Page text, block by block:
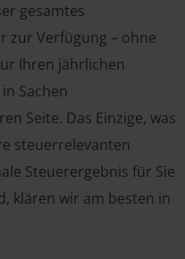
gesamtes
zur Verfügung – ohne
Ihren jährlichen
Sachen
Seite. Das Einzige, was
steuerrelevanten
Steuerergebnis für Sie
klären wir am besten in